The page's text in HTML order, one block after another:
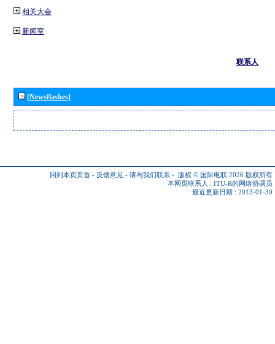
相关大会
新闻室
联系人
[Newsflashes]
回到本页页首 - 反馈意见 - 请与我们联系 - 版权 © 国际电联 2026 版权所有
本网页联系人 : ITU-R的网络协调员
最近更新日期 : 2013-01-30